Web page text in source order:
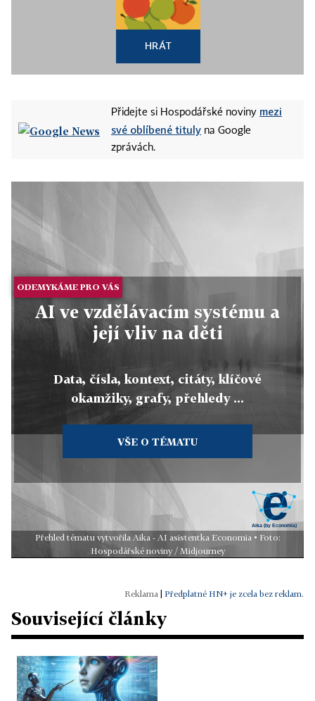
HRÁT
Přidejte si Hospodářské noviny mezi
své oblíbené tituly na Google
zprávách.
ODEMYKÁME PRO VÁS
AI ve vzdělávacím systému a
její vliv na děti
Data, čísla, kontext, citáty, klíčové
okamžiky, grafy, přehledy ...
VŠE O TÉMATU
Přehled tématu vytvořila Aika - AI asistentka Economia • Foto:
Hospodářské noviny / Midjourney
Předplatné HN+ je zcela bez reklam.
Související články